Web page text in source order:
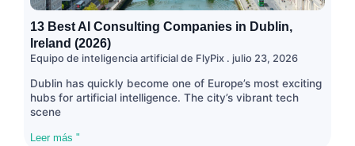
13 Best AI Consulting Companies in Dublin,
Ireland (2026)
Equipo de inteligencia artificial de FlyPix julio 23, 2026
Dublin has quickly become one of Europe’s most exciting
hubs for artificial intelligence. The city’s vibrant tech
scene
Leer más "